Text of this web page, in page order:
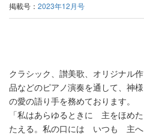
掲載号： 2023年12月号
クラシック、讃美歌、オリジナル作
品などのピアノ演奏を通して、神様
の愛の語り手を務めております。
「私はあらゆるときに 主をほめた
たえる。私の口には いつも 主へ